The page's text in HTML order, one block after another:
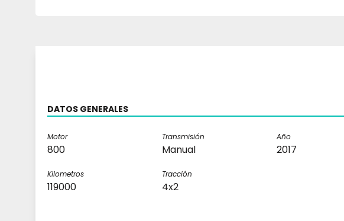
DATOS GENERALES
Motor
800
Transmisión
Manual
Año
2017
Kilometros
119000
Tracción
4x2